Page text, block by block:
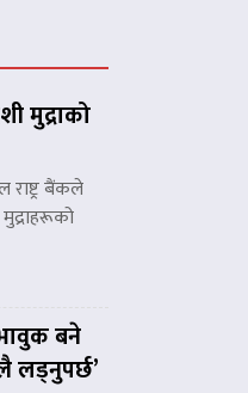
मुद्राको
राष्ट्र बैंकले
बने
लड्नुपर्छ’